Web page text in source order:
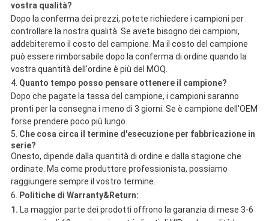
vostra qualità?
Dopo la conferma dei prezzi, potete richiedere i campioni per
controllare la nostra qualità. Se avete bisogno dei campioni,
addebiteremo il costo del campione. Ma il costo del campione
può essere rimborsabile dopo la conferma di ordine quando la
vostra quantità dell'ordine è più del MOQ.
4. Quanto tempo posso pensare ottenere il campione?
Dopo che pagate la tassa del campione, i campioni saranno
pronti per la consegna i meno di 3 giorni. Se è campione dell'OEM
forse prendere poco più lungo.
5. Che cosa circa il termine d'esecuzione per fabbricazione in
serie?
Onesto, dipende dalla quantità di ordine e dalla stagione che
ordinate. Ma come produttore professionista, possiamo
raggiungere sempre il vostro termine.
6. Politiche di Warranty&Return:
1. La maggior parte dei prodotti offrono la garanzia di mese 3-6